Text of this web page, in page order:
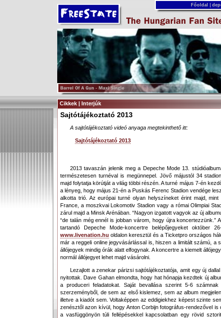
Főoldal
Cikkek | Interjúk
Sajtótájékoztató 2013
A sajtótájékoztató videó anyaga megtekinthető itt:
Sajtótájékoztató 2013
2013 tavaszán jelenik meg a Depeche Mode 13.
természetesen turnéval is megünnepel. Jövő májustól 34
majd folytatja körútját a világ többi részén. A turné május 7-én
a lényeg, hogy május 21-én a Puskás Ferenc Stadion vendége
alkotta trió. Az európai turné olyan helyszíneket érint majd,
France, a moszkvai Lokomotiv Stadion vagy a római Olimpiai
zárul majd a Minsk Arénában. “Nagyon izgatott vagyok az új
“de talán még ennél is jobban várom, hogy újra koncertezzünk.”
tartandó Depeche Mode-koncertre belépőjegyeket október
www.livenation.hu oldalon keresztül és a Ticketpro országos
már a reggeli online jegyvásárlással is, hiszen a limitált számú, a
állójegyek mindig órák alatt elfogynak. A koncertre a kiemelt
normál állójegyet lehet majd vásárolni.
Lezajlott a zenekar párizsi sajtótájékoztatója, amit egy új
nyitottak. Dave Gahan elmondta, hogy hat hónapja kezdtek új
a produceri feladatokat. Saját bevallása szerint 5-6
szerzeményből, de sem az első kislemez, sem az album
illetve a kiadót sem. Voltaképpen az eddigiekhez képest szinte
zenésztől azon kívül, hogy Anton Corbijn fotográfus-rendezővel
a vasfüggönyön túli fellépésekkel kapcsolatban egy rövid